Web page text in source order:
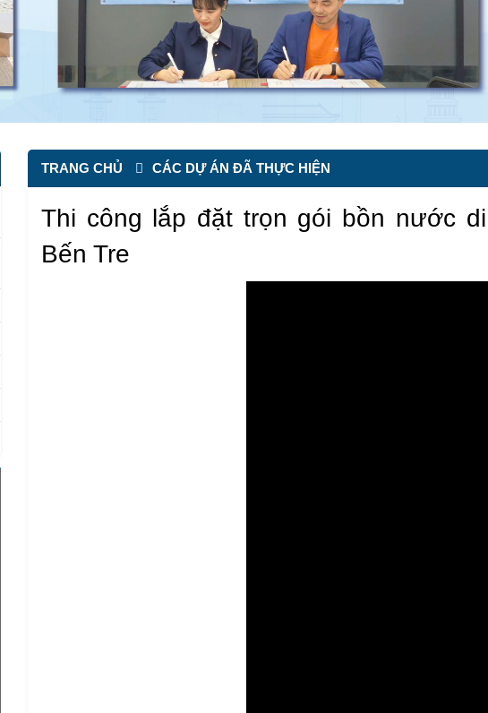
TRANG CHỦ CÁC DỰ ÁN ĐÃ THỰC HIỆN
Thi công lắp đặt trọn gói bồn nước
Bến Tre